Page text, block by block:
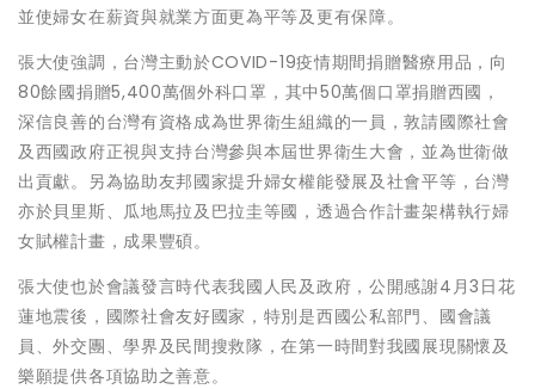
並使婦女在薪資與就業方面更為平等及更有保障。
張大使強調，台灣主動於COVID-19疫情期間捐贈醫療用品，向
80餘國捐贈5,400萬個外科口罩，其中50萬個口罩捐贈西國，
深信良善的台灣有資格成為世界衛生組織的一員，敦請國際社會
及西國政府正視與支持台灣參與本屆世界衛生大會，並為世衛做
出貢獻。另為協助友邦國家提升婦女權能發展及社會平等，台灣
亦於貝里斯、瓜地馬拉及巴拉圭等國，透過合作計畫架構執行婦
女賦權計畫，成果豐碩。
張大使也於會議發言時代表我國人民及政府，公開感謝4月3日花
蓮地震後，國際社會友好國家，特別是西國公私部門、國會議
員、外交團、學界及民間搜救隊，在第一時間對我國展現關懷及
樂願提供各項協助之善意。